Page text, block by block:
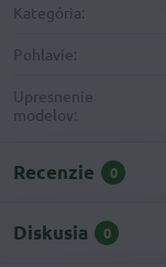
Kategória:
Pohlavie:
Upresnenie
modelov:
Recenzie 0
Diskusia 0